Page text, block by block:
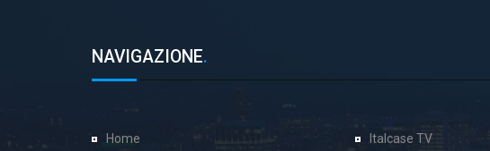
NAVIGAZIONE.
Home Italcase TV